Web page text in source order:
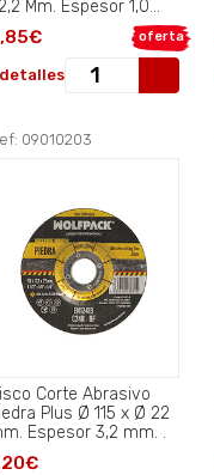
Mm. Espesor 1,0
oferta
09010203
Corte Abrasivo
Plus Ø 115 x Ø 22
mm. Espesor 3,2 mm. .